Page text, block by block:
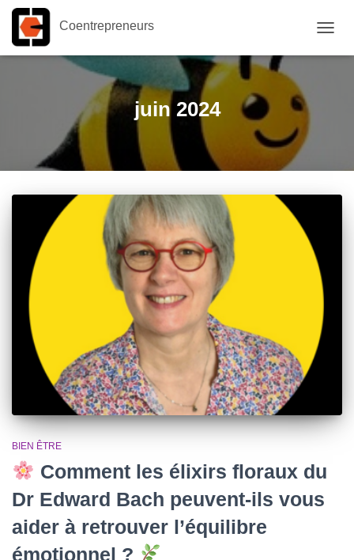
Coentrepreneurs
LA
juin 2024
BIEN ÊTRE
Comment les élixirs floraux du
Dr Edward Bach peuvent-ils vous
aider à retrouver l’équilibre
émotionnel ?